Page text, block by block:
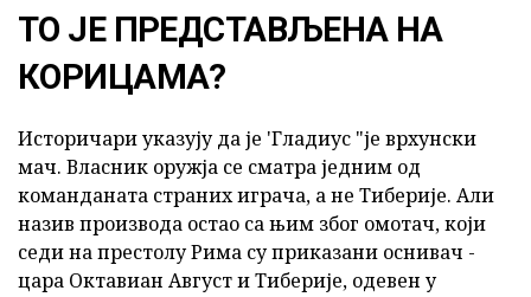
ТО ЈЕ ПРЕДСТАВЉЕНА НА
КОРИЦАМА?
Историчари указују да је 'Гладиус "је врхунски
мач. Власник оружја се сматра једним од
команданата страних играча, а не Тиберије. Али
назив производа остао са њим због омотач, који
седи на престолу Рима су приказани оснивач -
цара Октавиан Август и Тиберије, одевен у